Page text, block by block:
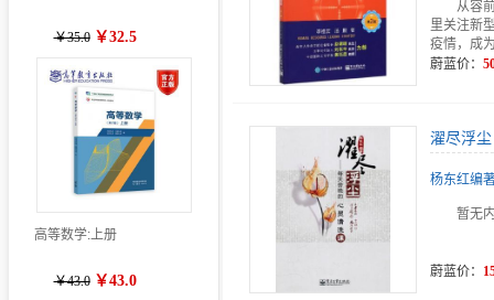
￥35.0 ￥32.5
高等数学:上册
￥43.0 ￥43.0
从容
里关注新
疫情，成
蔚蓝价：
濯尽浮
杨东红编
暂无
蔚蓝价：